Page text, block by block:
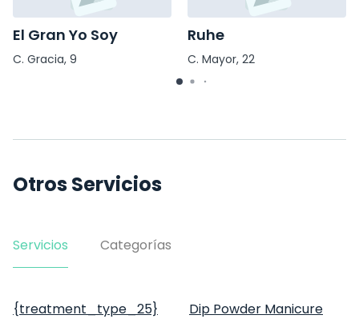
El Gran Yo Soy
C. Gracia, 9
Ruhe
C. Mayor, 22
Otros Servicios
Servicios Categorías
{treatment_type_25}
Dip Powder Manicure